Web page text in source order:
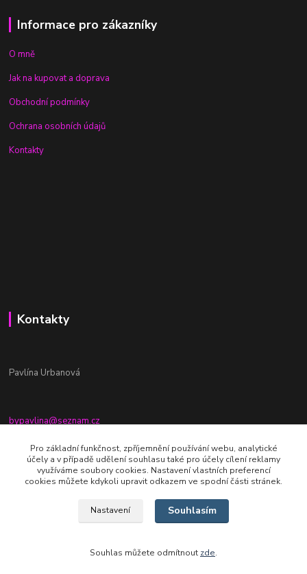
Informace pro zákazníky
O mně
Jak na kupovat a doprava
Obchodní podmínky
Ochrana osobních údajů
Kontakty
Kontakty
Pavlína Urbanová
bypavlina@seznam.cz
+420774917196
Fb stránka - By pavlina
Pro základní funkčnost, zpříjemnění používání webu, analytické
účely a v případě udělení souhlasu také pro účely cílení reklamy
využíváme soubory cookies. Nastavení vlastních preferencí
cookies můžete kdykoli upravit odkazem ve spodní části stránek.
Nastavení Souhlasím
Souhlas můžete odmítnout zde.